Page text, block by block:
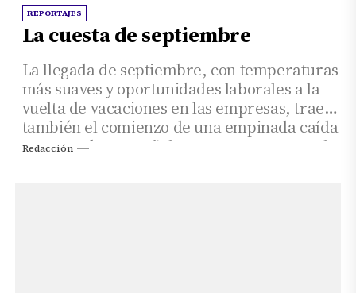
REPORTAJES
La cuesta de septiembre
La llegada de septiembre, con temperaturas
más suaves y oportunidades laborales a la
vuelta de vacaciones en las empresas, trae
también el comienzo de una empinada caída
para muchos españoles que ya rascan en el
Redacción